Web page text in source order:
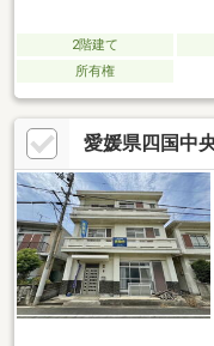
2階建て
所有権
愛媛県四国中